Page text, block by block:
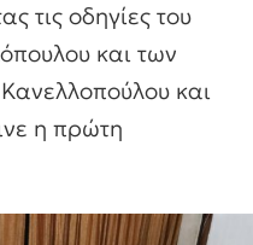
τις οδηγίες του
και των
και
η πρώτη